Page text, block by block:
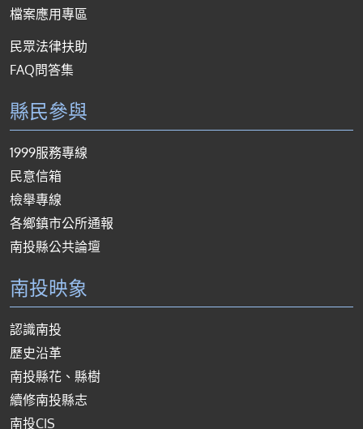
檔案應用專區
民眾法律扶助
FAQ問答集
縣民參與
1999服務專線
民意信箱
檢舉專線
各鄉鎮市公所通報
南投縣公共論壇
南投映象
認識南投
歷史沿革
南投縣花、縣樹
續修南投縣志
南投CIS